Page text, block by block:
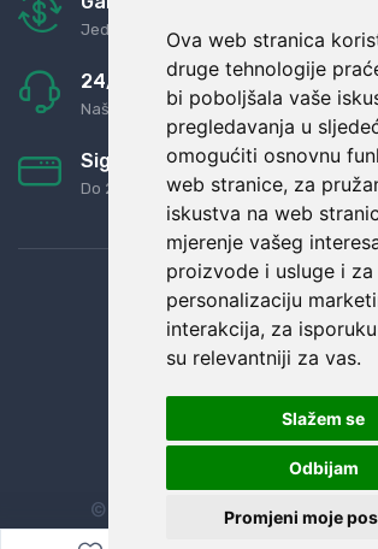
Ova web stranica
druge tehnologije
bi poboljšala vaše
pregledavanja u
omogućiti osnovnu
web stranice, za
iskustva na web
mjerenje vašeg
proizvode i usluge i za
personalizaciju
interakcija, za
su relevantniji za vas.
Slažem se
Odbijam
Promjeni moje
Jednostavno pravilo: Roba za novac
24/7 odlična podrška
Naši agenti uvijek na raspolaganju
Sigurno obročno plaćanje
Do 24 rata bez kamata
© Sva prava zadržana. Dopi